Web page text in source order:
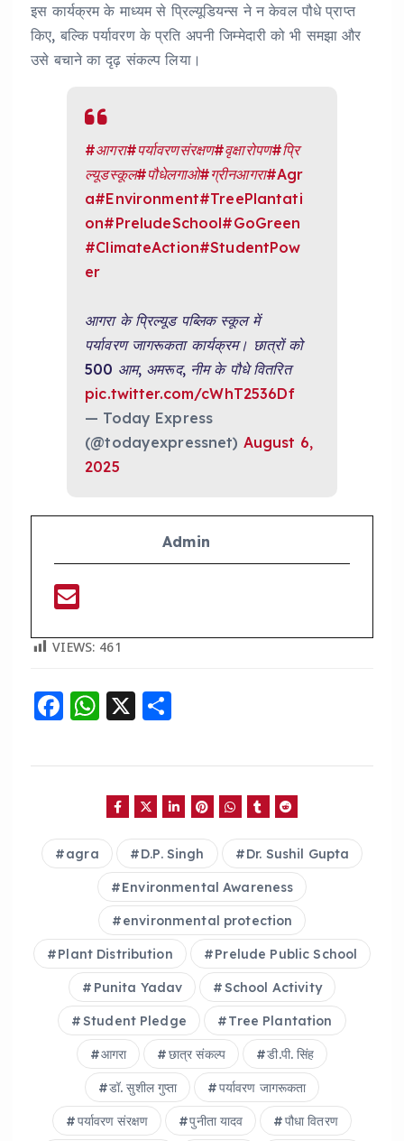
इस कार्यक्रम के माध्यम से प्रिल्यूडियन्स ने न केवल पौधे प्राप्त
किए, बल्कि पर्यावरण के प्रति अपनी जिम्मेदारी को भी समझा और
उसे बचाने का दृढ़ संकल्प लिया।
#आगरा#पर्यावरणसंरक्षण#वृक्षारोपण#प्रि
ल्यूडस्कूल#पौधेलगाओ#ग्रीनआगरा#Agr
a#Environment#TreePlantati
on#PreludeSchool#GoGreen
#ClimateAction#StudentPow
er
आगरा के प्रिल्यूड पब्लिक स्कूल में
पर्यावरण जागरूकता कार्यक्रम। छात्रों को
500 आम, अमरूद, नीम के पौधे वितरित
pic.twitter.com/cWhT2536Df
— Today Express
(@todayexpressnet) August 6,
2025
Admin
VIEWS: 461
F
c
o
o
W
a
ts
A
p
p
X
a
re
agra D.P. Singh Dr. Sushil Gupta
Environmental Awareness
environmental protection
Plant Distribution Prelude Public School
Punita Yadav School Activity
Student Pledge Tree Plantation
आगरा छात्र संकल्प डी.पी. सिंह
डॉ. सुशील गुप्ता पर्यावरण जागरूकता
पर्यावरण संरक्षण पुनीता यादव पौधा वितरण